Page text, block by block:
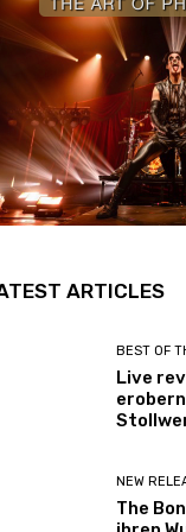
ARTICLES
BEST OF
Live
NEW
The